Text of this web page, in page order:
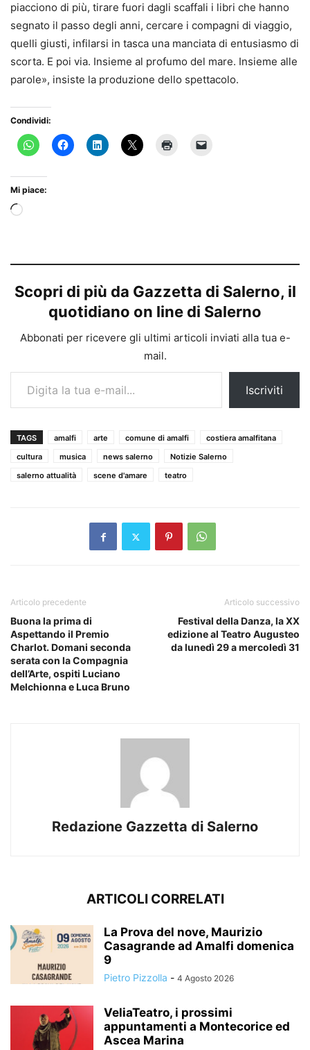
piacciono di più, tirare fuori dagli scaffali i libri che hanno
segnato il passo degli anni, cercare i compagni di viaggio,
quelli giusti, infilarsi in tasca una manciata di entusiasmo di
scorta. E poi via. Insieme al profumo del mare. Insieme alle
parole», insiste la produzione dello spettacolo.
Condividi:
Mi piace:
Caricamento
Scopri di più da Gazzetta di Salerno, il
quotidiano on line di Salerno
Abbonati per ricevere gli ultimi articoli inviati alla tua e-
mail.
Digita la tua e-mail...
Iscriviti
TAGS amalfi arte comune di amalfi
costiera amalfitana
cultura
musica news salerno
Notizie Salerno
salerno attualità
scene d'amare teatro
Articolo precedente
Buona la prima di
Aspettando il Premio
Charlot. Domani seconda
serata con la Compagnia
dell’Arte, ospiti Luciano
Melchionna e Luca Bruno
Articolo successivo
Festival della Danza, la XX
edizione al Teatro Augusteo
da lunedì 29 a mercoledì 31
Redazione Gazzetta di Salerno
ARTICOLI CORRELATI
La Prova del nove, Maurizio
Casagrande ad Amalfi domenica
9
Pietro Pizzolla - 4 Agosto 2026
VeliaTeatro, i prossimi
appuntamenti a Montecorice ed
Ascea Marina